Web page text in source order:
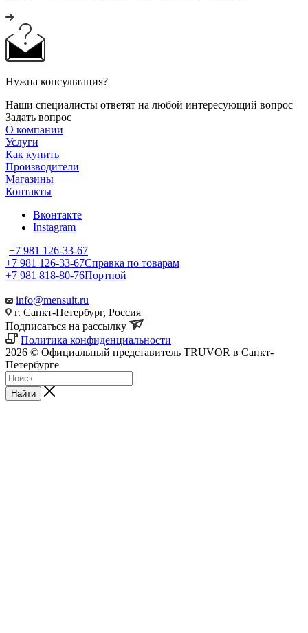
Нужна консультация?
Наши специалисты ответят на любой интересующий вопрос
Задать вопрос
О компании
Услуги
Как купить
Производители
Магазины
Контакты
Вконтакте
Instagram
+7 981 126-33-67
+7 981 126-33-67Справка по товарам
+7 981 818-80-76Портной
info@mensuit.ru
г. Санкт-Петербург, Россия
Подписаться на рассылку
Политика конфиденциальности
2026 © Официальный представитель TRUVOR в Санкт-
Петербурге
Найти